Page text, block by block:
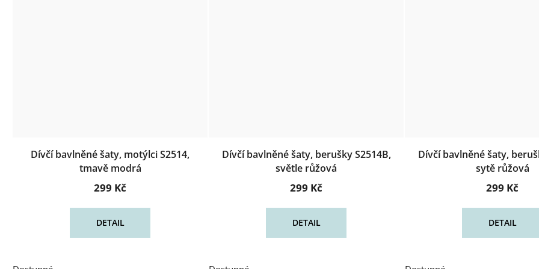
Dívčí bavlněné šaty, motýlci S2514,
tmavě modrá
299 Kč
DETAIL
Dívčí bavlněné šaty, berušky S2514B,
světle růžová
299 Kč
DETAIL
Dívčí bavlněné šaty,
sytě růžová
299 Kč
DETAIL